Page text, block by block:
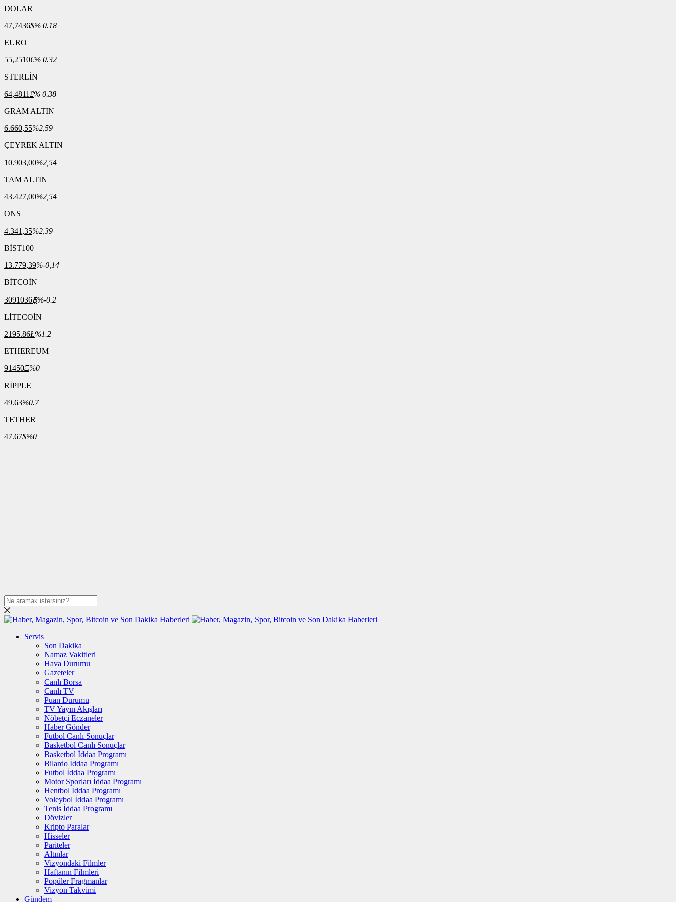
DOLAR
47,7436$% 0.18
EURO
55,2510€% 0.32
STERLİN
64,4811£% 0.38
GRAM ALTIN
6.660,55%2,59
ÇEYREK ALTIN
10.903,00%2,54
TAM ALTIN
43.427,00%2,54
ONS
4.341,35%2,39
BİST100
13.779,39%-0,14
BİTCOİN
3091036฿%-0.2
LİTECOİN
2195.86Ł%1.2
ETHEREUM
91450Ξ%0
RİPPLE
49.63%0.7
TETHER
47.67$%0
Servis
Son Dakika
Namaz Vakitleri
Hava Durumu
Gazeteler
Canlı Borsa
Canlı TV
Puan Durumu
TV Yayın Akışları
Nöbetçi Eczaneler
Haber Gönder
Futbol Canlı Sonuçlar
Basketbol Canlı Sonuçlar
Basketbol İddaa Programı
Bilardo İddaa Programı
Futbol İddaa Programı
Motor Sporları İddaa Programı
Hentbol İddaa Programı
Voleybol İddaa Programı
Tenis İddaa Programı
Dövizler
Kripto Paralar
Hisseler
Pariteler
Altınlar
Vizyondaki Filmler
Haftanın Filmleri
Popüler Fragmanlar
Vizyon Takvimi
Gündem